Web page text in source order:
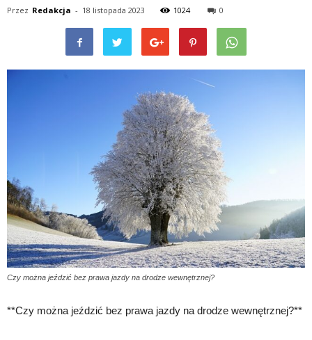
Przez Redakcja - 18 listopada 2023 1024 0
Czy można jeździć bez prawa jazdy na drodze wewnętrznej?
**Czy można jeździć bez prawa jazdy na drodze wewnętrznej?**